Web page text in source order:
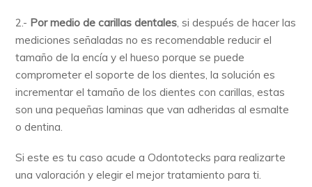
2.- Por medio de carillas dentales , si después de hacer las
mediciones señaladas no es recomendable reducir el
tamaño de la encía y el hueso porque se puede
comprometer el soporte de los dientes, la solución es
incrementar el tamaño de los dientes con carillas, estas
son una pequeñas laminas que van adheridas al esmalte
o dentina.
Si este es tu caso acude a Odontotecks para realizarte
una valoración y elegir el mejor tratamiento para ti.